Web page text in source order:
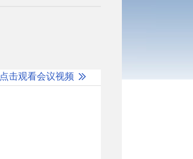
点击观看会议视频